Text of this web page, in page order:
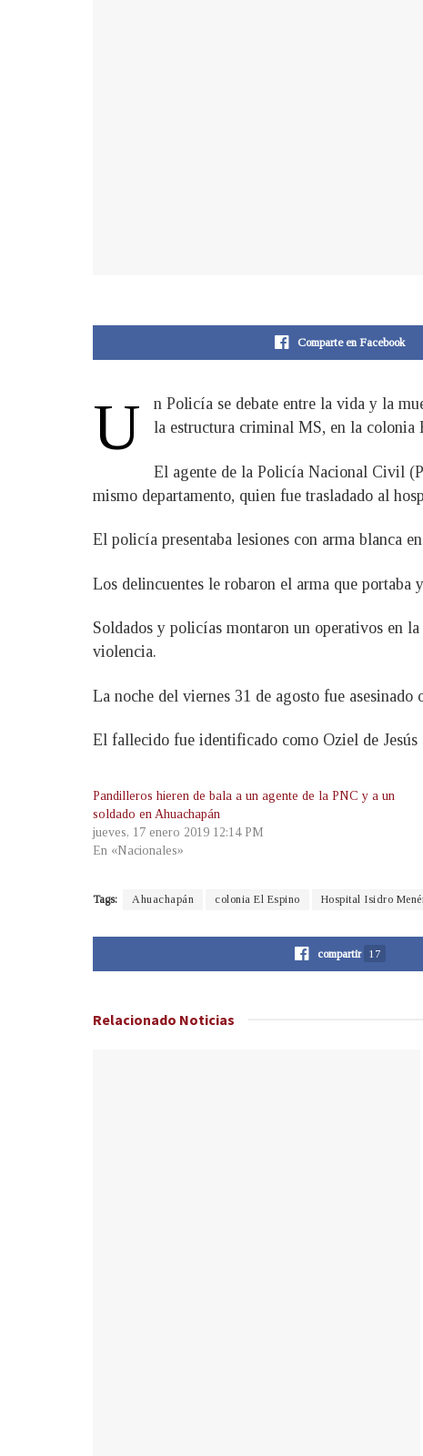
Comparte en Facebook
U
n Policía se debate entre la vida y la
la estructura criminal MS, en la colonia
El agente de la Policía Nacional Civil
mismo departamento, quien fue trasladado al
El policía presentaba lesiones con arma blanca
Los delincuentes le robaron el arma que
Soldados y policías montaron un operativos en
violencia.
La noche del viernes 31 de agosto fue
El fallecido fue identificado como Oziel de Jesús
Pandilleros hieren de bala a un agente de la PNC y a un
soldado en Ahuachapán
jueves, 17 enero 2019 12:14 PM
En «Nacionales»
Tags: Ahuachapán colonia El Espino Hospital Isidro
compartir 17
Relacionado Noticias